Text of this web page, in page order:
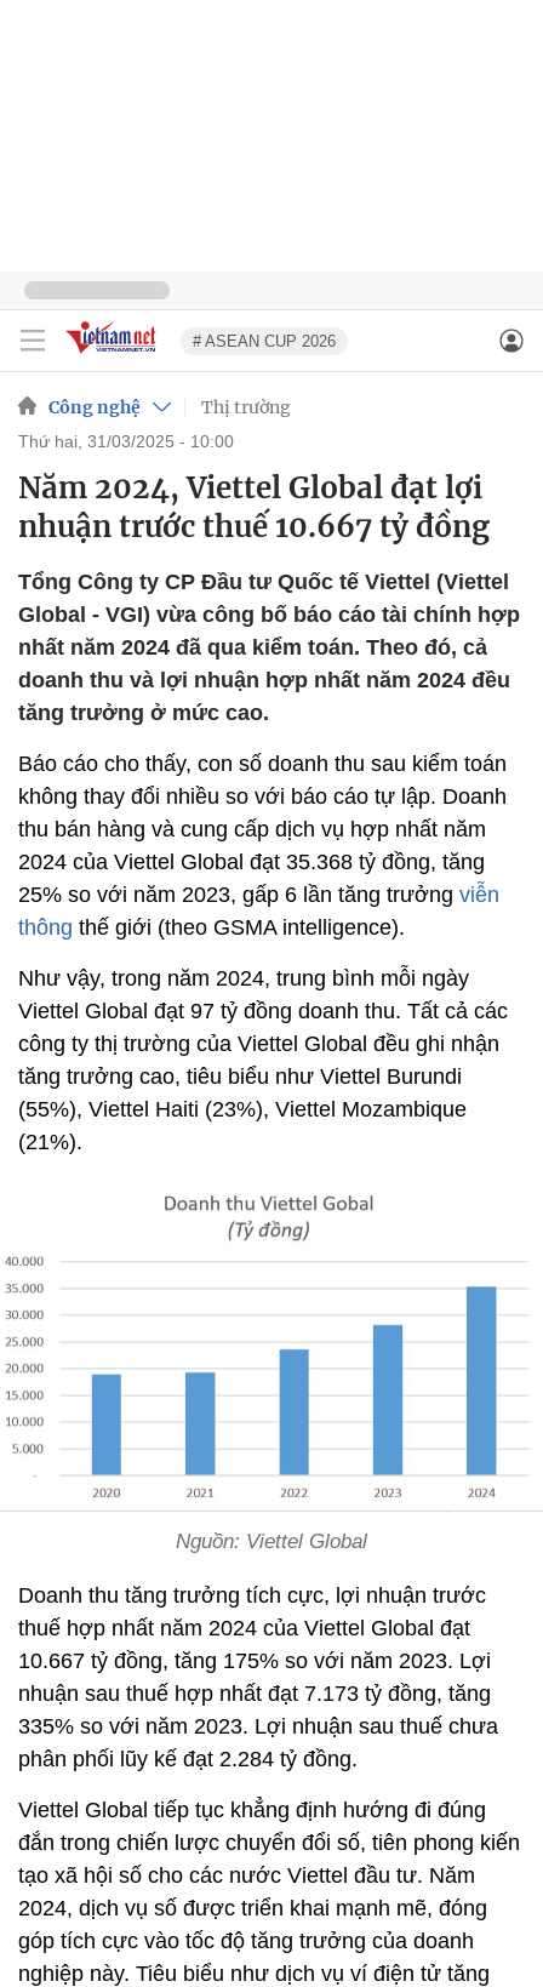
# ASEAN CUP 2026
Công nghệ Thị trường
thứ hai, 31/03/2025 - 10:00
Năm 2024, Viettel Global đạt lợi
nhuận trước thuế 10.667 tỷ đồng
Tổng Công ty CP Đầu tư Quốc tế Viettel (Viettel
Global - VGI) vừa công bố báo cáo tài chính hợp
nhất năm 2024 đã qua kiểm toán. Theo đó, cả
doanh thu và lợi nhuận hợp nhất năm 2024 đều
tăng trưởng ở mức cao.
Báo cáo cho thấy, con số doanh thu sau kiểm toán
không thay đổi nhiều so với báo cáo tự lập. Doanh
thu bán hàng và cung cấp dịch vụ hợp nhất năm
2024 của Viettel Global đạt 35.368 tỷ đồng, tăng
25% so với năm 2023, gấp 6 lần tăng trưởng viễn
thông thế giới (theo GSMA intelligence).
Như vậy, trong năm 2024, trung bình mỗi ngày
Viettel Global đạt 97 tỷ đồng doanh thu. Tất cả các
công ty thị trường của Viettel Global đều ghi nhận
tăng trưởng cao, tiêu biểu như Viettel Burundi
(55%), Viettel Haiti (23%), Viettel Mozambique
(21%).
Nguồn: Viettel Global
Doanh thu tăng trưởng tích cực, lợi nhuận trước
thuế hợp nhất năm 2024 của Viettel Global đạt
10.667 tỷ đồng, tăng 175% so với năm 2023. Lợi
nhuận sau thuế hợp nhất đạt 7.173 tỷ đồng, tăng
335% so với năm 2023. Lợi nhuận sau thuế chưa
phân phối lũy kế đạt 2.284 tỷ đồng.
Viettel Global tiếp tục khẳng định hướng đi đúng
đắn trong chiến lược chuyển đổi số, tiên phong kiến
tạo xã hội số cho các nước Viettel đầu tư. Năm
2024, dịch vụ số được triển khai mạnh mẽ, đóng
góp tích cực vào tốc độ tăng trưởng của doanh
nghiệp này. Tiêu biểu như dịch vụ ví điện tử tăng